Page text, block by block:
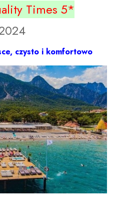
Times 5*
czysto i komfortowo